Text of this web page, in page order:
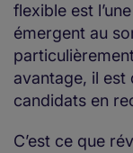
flexible est
émergent au
avantage, il est
candidats en
C’est ce que